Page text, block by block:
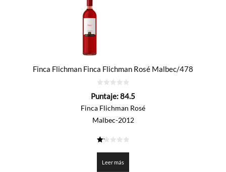
Finca Flichman Finca Flichman Rosé Malbec/478
de
Puntaje:84.5
Finca Flichman Rosé
Malbec-2012
de
Leer más